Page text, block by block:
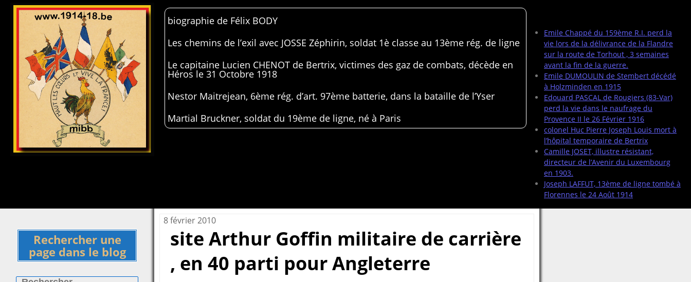
Emile Chappé du 159ème R.I. perd la
vie lors de la délivrance de la Flandre
sur la route de Torhout , 3 semaines
avant la fin de la guerre.
Emile DUMOULIN de Stembert décédé
à Holzminden en 1915
Edouard PASCAL de Rougiers (83-Var)
perd la vie dans le naufrage du
Provence II le 26 Février 1916
colonel Huc Pierre Joseph Louis mort à
l’hôpital temporaire de Bertrix
Camille JOSET, illustre résistant,
directeur de l’Avenir du Luxembourg
en 1903.
Joseph LAFFUT, 13ème de ligne tombé à
Florennes le 24 Août 1914
biographie de Félix BODY
Les chemins de l’exil avec JOSSE Zéphirin, soldat 1è classe au 13ème rég. de ligne
Le capitaine Lucien CHENOT de Bertrix, victimes des gaz de combats, décède en
Héros le 31 Octobre 1918
Nestor Maitrejean, 6ème rég. d’art. 97ème batterie, dans la bataille de l’Yser
Martial Bruckner, soldat du 19ème de ligne, né à Paris
Rechercher une
page dans le blog
8 février 2010
site Arthur Goffin militaire de carrière
, en 40 parti pour Angleterre